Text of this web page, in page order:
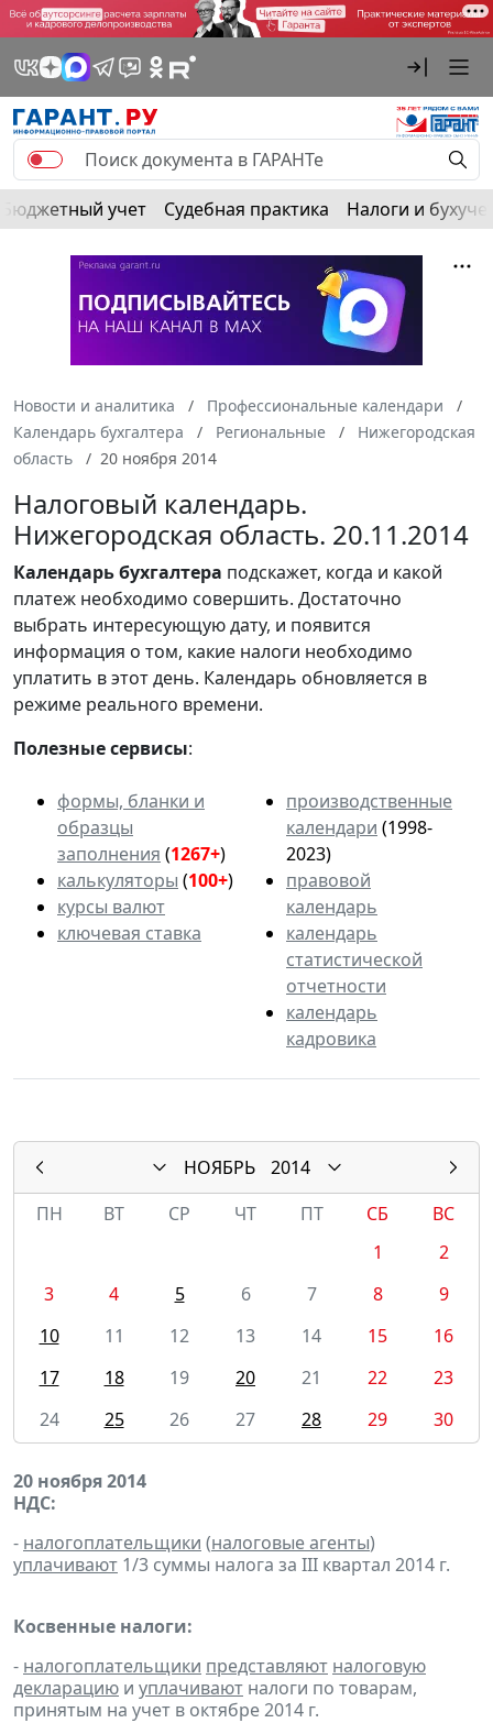
Бюджетный учет Судебная практика Налоги и
Новости и аналитика
Профессиональные календари
Календарь бухгалтера
Региональные
Нижегородская
область
20 ноября 2014
Налоговый календарь.
Нижегородская область. 20.11.2014
Календарьбухгалтера подскажет, когда и какой
платеж необходимо совершить. Достаточно
выбрать интересующую дату, и появится
информация о том, какие налоги необходимо
уплатить в этот день. Календарь обновляется в
режиме реального времени.
Полезные сервисы:
формы, бланки и
образцы
заполнения (1267+)
калькуляторы (100+)
курсы валют
ключевая ставка
производственные
календари (1998-
2023)
правовой
календарь
календарь
статистической
отчетности
календарь
кадровика
НОЯБРЬ
2014
ПН
ВТ СР ЧТ ПТ СБ
ВС
1
2
3
4 5 6 7 8
9
10
11 12 13 14 15
16
17
18 19 20 21 22
23
24
25 26 27 28 29 30
20 ноября 2014
НДС:
- налогоплательщики (налоговые агенты)
уплачивают 1/3 суммы налога за III квартал 2014 г.
Косвенные налоги:
- налогоплательщики представляют налоговую
декларацию и уплачивают налоги по товарам,
принятым на учет в октябре 2014 г.